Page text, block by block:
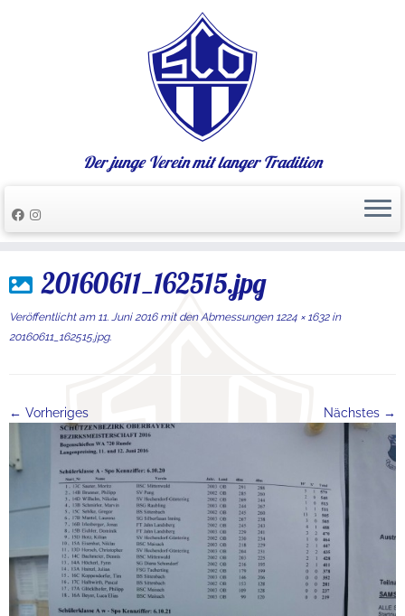
Inhalt
Der junge Verein mit langer Tradition
20160611_162515.jpg
Veröffentlicht am 11. Juni 2016mit den Abmessungen1224 × 1632in
20160611_162515.jpg.
← Vorheriges Nächstes →